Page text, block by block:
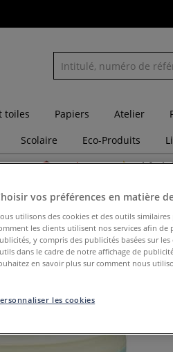
toiles Papiers Atelier
Scolaire Eco-Produits
Catalogues
New Masters Old Holland
vos préférences en matière
utilisons des cookies et des outils
les clients utilisent nos services afin
y compris des publicités basées sur
dans le cadre de notre affichage de
en savoir plus sur comment nous
les cookies